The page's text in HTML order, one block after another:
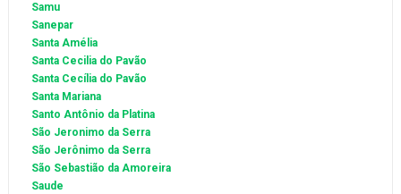
Samu
Sanepar
Santa Amélia
Santa Cecilia do Pavão
Santa Cecília do Pavão
Santa Mariana
Santo Antônio da Platina
São Jeronimo da Serra
São Jerônimo da Serra
São Sebastião da Amoreira
Saude